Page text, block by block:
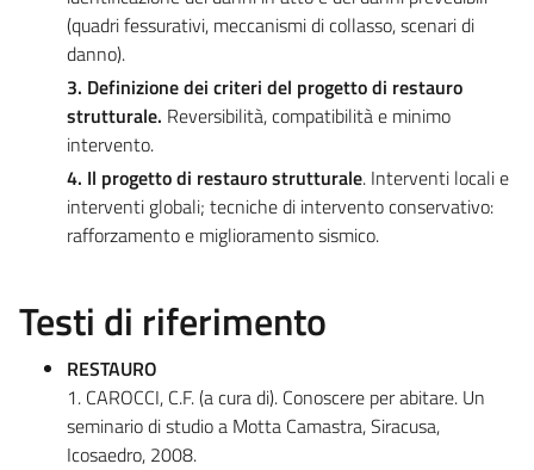
(quadri fessurativi, meccanismi di collasso, scenari di
danno).
3. Definizione dei criteri del progetto di restauro
strutturale. Reversibilità, compatibilità e minimo
intervento.
4. Il progetto di restauro strutturale. Interventi locali e
interventi globali; tecniche di intervento conservativo:
rafforzamento e miglioramento sismico.
Testi di riferimento
RESTAURO
1. CAROCCI, C.F. (a cura di). Conoscere per abitare. Un
seminario di studio a Motta Camastra, Siracusa,
Icosaedro, 2008.